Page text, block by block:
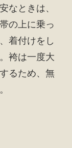
なときは、
の上に乗っ
着付けをし
袴は一度大
るため、無